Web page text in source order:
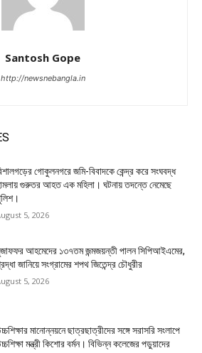
Santosh Gope
http://newsnebangla.in
গোকুলনগরে জমি-বিবাদকে কেন্দ্র করে সংঘবদ্ধ
গুরুতর আহত এক মহিলা। ঘটনায় তদন্তে নেমেছে
5, 2026
আহমেদের ১৩৭তম জন্মজয়ন্তী পালন সিপিআইএমের,
জানিয়ে সংগ্রামের শপথ জিতেন্দ্র চৌধুরীর
5, 2026
মানোন্নয়নে ছাত্রছাত্রীদের সঙ্গে সরাসরি সংলাপে
মন্ত্রী কিশোর বর্মন। বিভিন্ন কলেজের পড়ুয়াদের